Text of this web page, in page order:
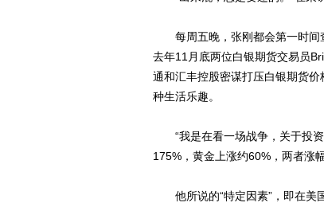
每周五晚，张刚都会第一时间
去年11月底两位白银期货交易员
通和汇丰控股密谋打压白银期货
种生活乐趣。
“我是在看一场战争，关于投资
175%，黄金上涨约60%，两者涨
他所说的“特定因素”，即在美